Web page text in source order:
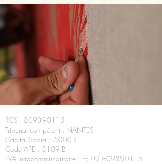
RCS : 809390115
Tribunal compétent : NANTES
Capital Social : 5000 €
Code APE : 3109 B
TVA Intracommunautaire : FR 09 809390115